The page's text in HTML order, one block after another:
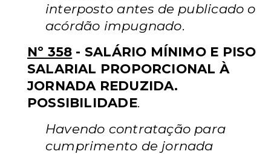
interposto antes de publicado o
acórdão impugnado.
Nº 358 - SALÁRIO MÍNIMO E PISO
SALARIAL PROPORCIONAL À
JORNADA REDUZIDA.
POSSIBILIDADE.
Havendo contratação para
cumprimento de jornada